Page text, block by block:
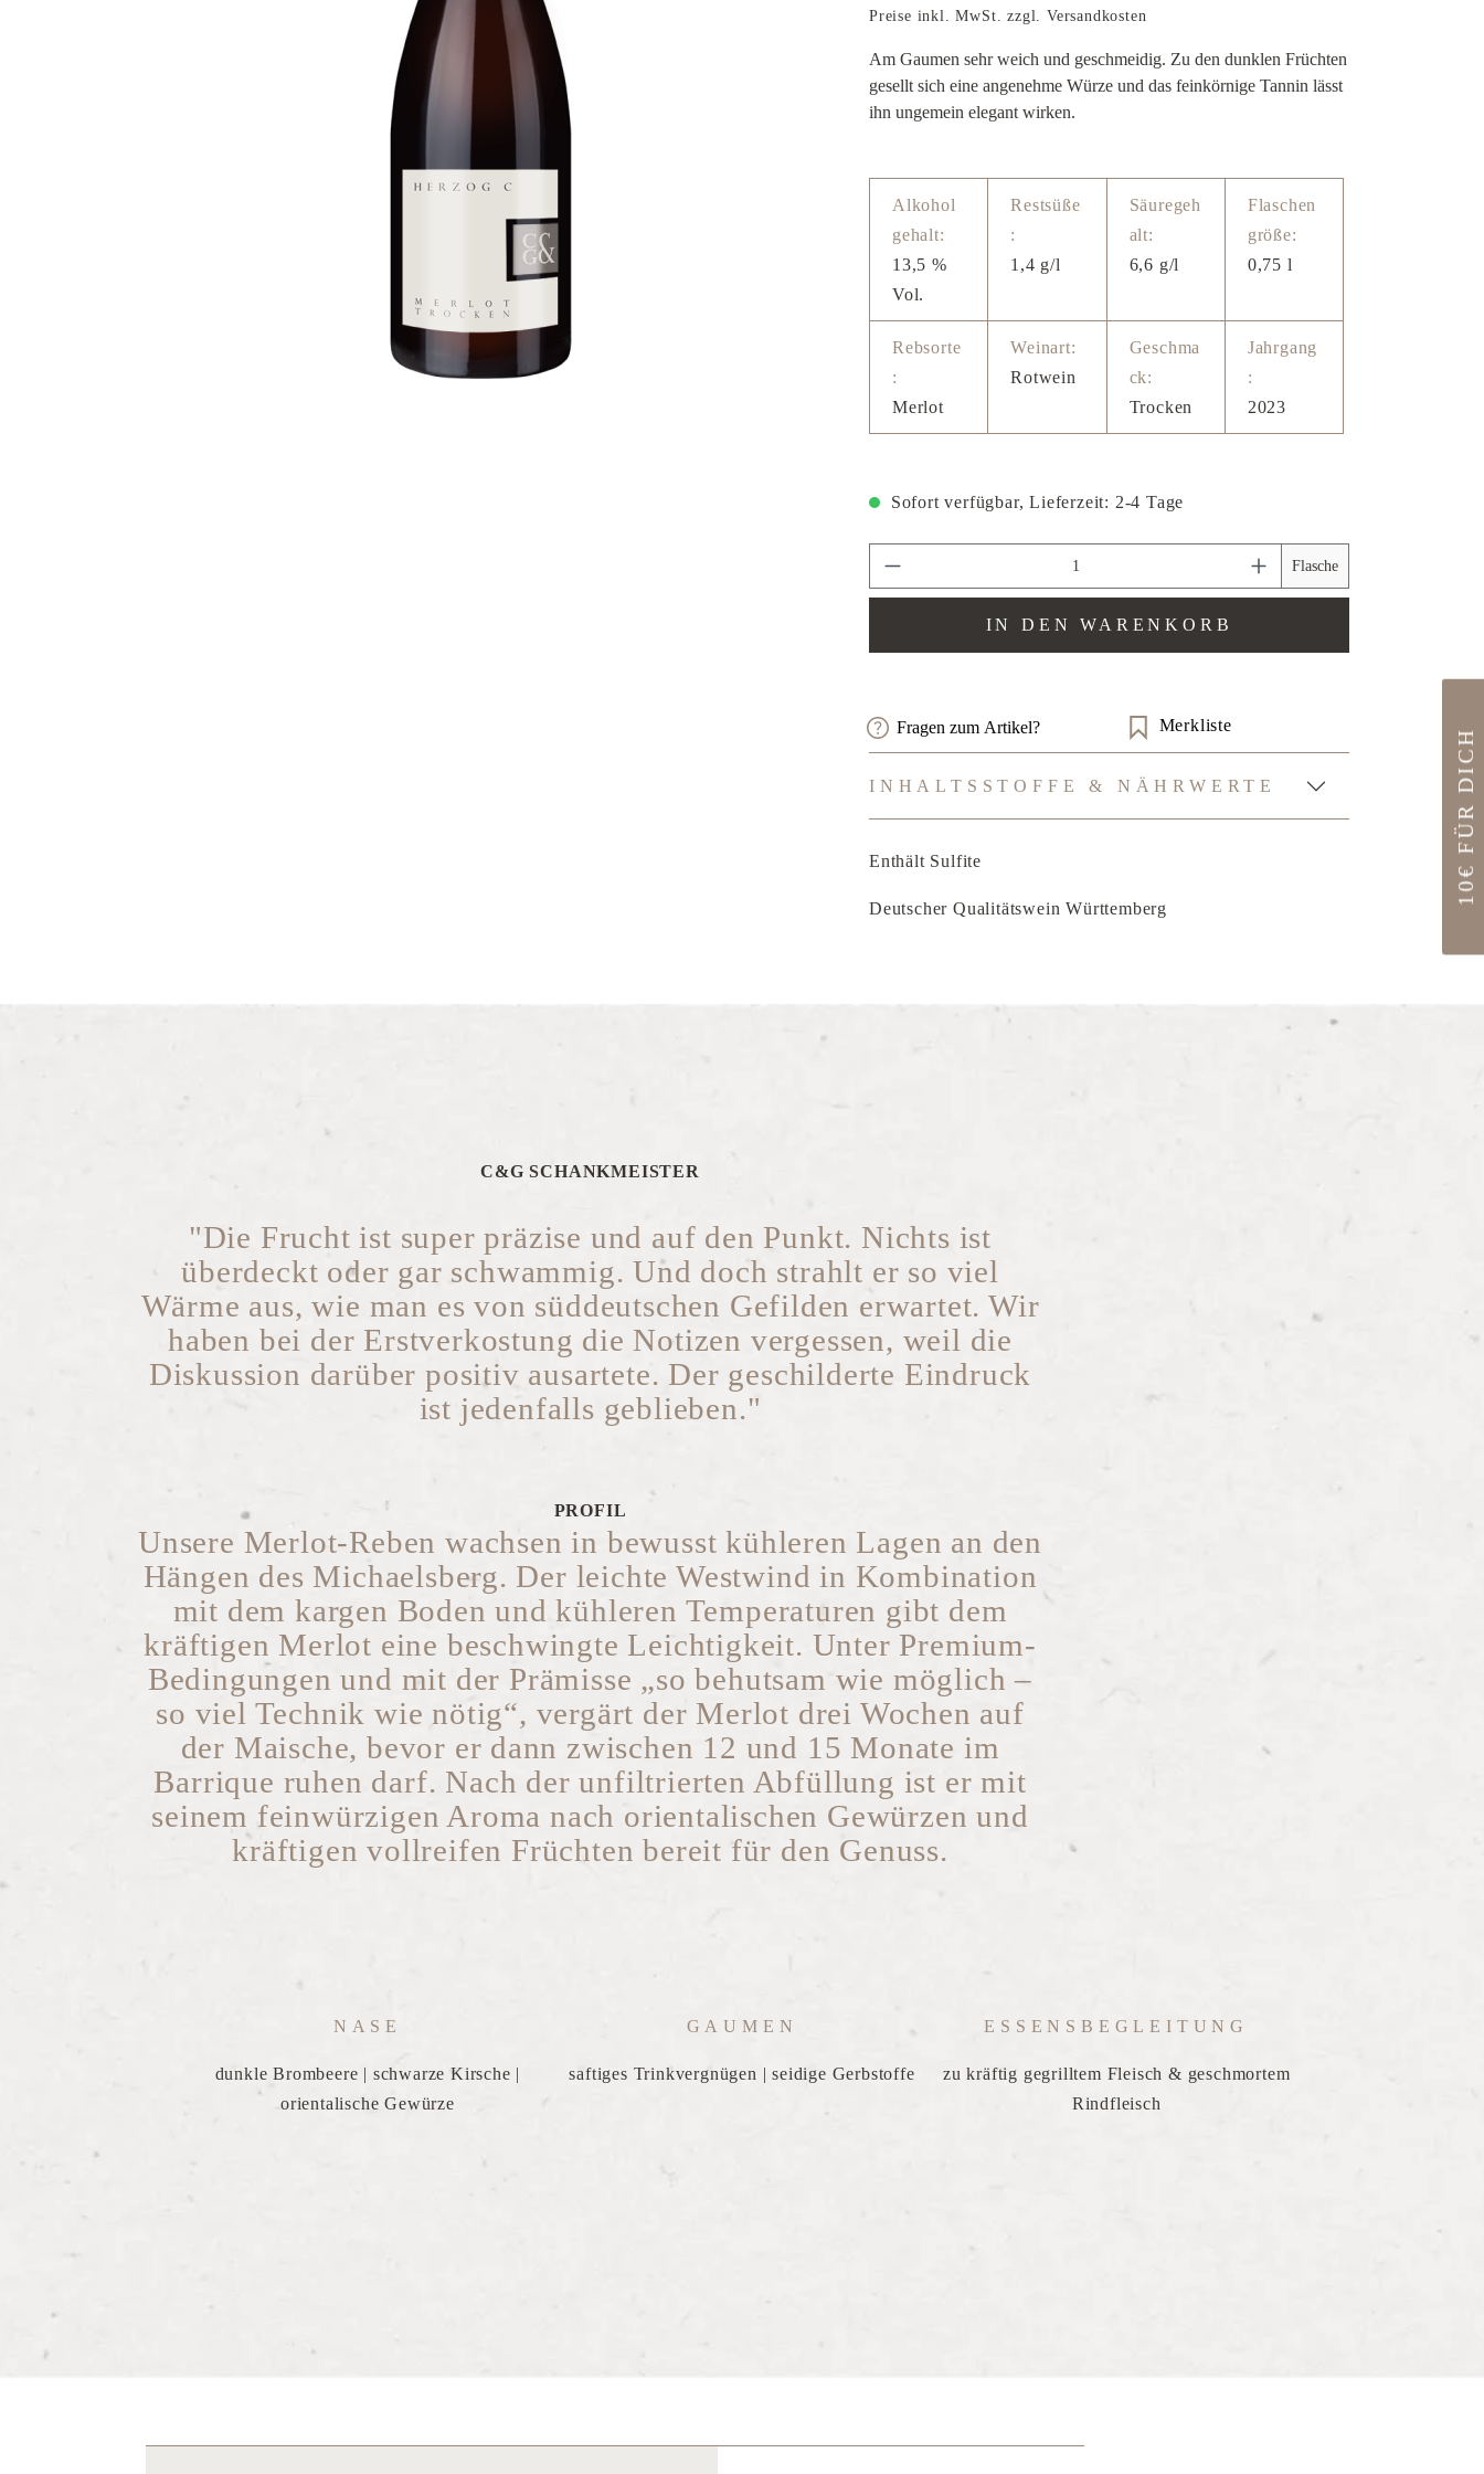
Preise inkl. MwSt. zzgl. Versandkosten
Am Gaumen sehr weich und geschmeidig. Zu den dunklen Früchten
gesellt sich eine angenehme Würze und das feinkörnige Tannin lässt
ihn ungemein elegant wirken.
Alkohol
gehalt:
13,5 %
Vol.
Restsüße
:
1,4 g/l
Säuregeh
alt:
6,6 g/l
Flaschen
größe:
0,75 l
Rebsorte
:
Merlot
Weinart:
Rotwein
Geschma
ck:
Trocken
Jahrgang
:
2023
Sofort verfügbar, Lieferzeit: 2-4 Tage
Produkt Anzahl: Gib den gewünschten Wert ein oder
Flasche
IN DEN WARENKORB
Fragen zum Artikel? Merkliste
INHALTSSTOFFE & NÄHRWERTE
Enthält Sulfite
Deutscher Qualitätswein Württemberg
C&G SCHANKMEISTER
"Die Frucht ist super präzise und auf den Punkt. Nichts ist
überdeckt oder gar schwammig. Und doch strahlt er so viel
Wärme aus, wie man es von süddeutschen Gefilden erwartet. Wir
haben bei der Erstverkostung die Notizen vergessen, weil die
Diskussion darüber positiv ausartete. Der geschilderte Eindruck
ist jedenfalls geblieben."
PROFIL
Unsere Merlot-Reben wachsen in bewusst kühleren Lagen an den
Hängen des Michaelsberg. Der leichte Westwind in Kombination
mit dem kargen Boden und kühleren Temperaturen gibt dem
kräftigen Merlot eine beschwingte Leichtigkeit. Unter Premium-
Bedingungen und mit der Prämisse „so behutsam wie möglich –
so viel Technik wie nötig“, vergärt der Merlot drei Wochen auf
der Maische, bevor er dann zwischen 12 und 15 Monate im
Barrique ruhen darf. Nach der unfiltrierten Abfüllung ist er mit
seinem feinwürzigen Aroma nach orientalischen Gewürzen und
kräftigen vollreifen Früchten bereit für den Genuss.
NASE
dunkle Brombeere | schwarze Kirsche |
orientalische Gewürze
GAUMEN
saftiges Trinkvergnügen | seidige Gerbstoffe
ESSENSBEGLEITUNG
zu kräftig gegrilltem Fleisch & geschmortem
Rindfleisch
10€ FÜR DICH